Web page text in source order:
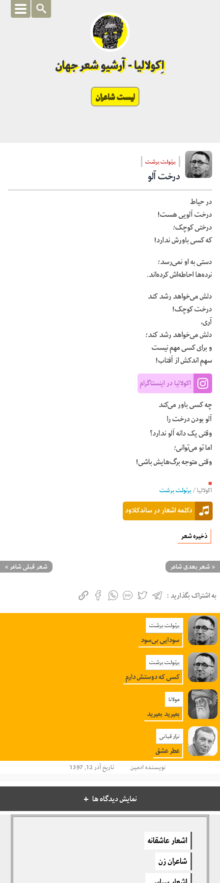
اِکولالیا - آرشیو شعر جهان
لیست شاعران
برتولت برشت
درخت آلو
در حیاط
درخت آلویی هست!
درختی کوچک؛
که کسی باورش ندارد!
دستی به او نمی‌رسد؛
نرده‌ها احاطه‌اش کرده‌اند.
دلش می‌خواهد رشد کند
درخت کوچک!
آری،
دلش می‌خواهد رشد کند؛
و برای کسی مهم نیست
سهم اندکش از آفتاب!
اِکولالیا در اینستاگرام
چه کسی باور می‌کند
آلو بودن درخت را
وقتی یک دانه آلو ندارد؟
اما تو می‌توانی؛
وقتی متوجه برگ‌هایش باشی!
■
اکولالیا/برتولت برشت
دکلمه اشعار در ساندکلاود
ذخیره شعر
« شعر بعدی شاعر شعر قبلی شاعر»
به اشتراک بگذارید :
برتولت برشت
سودایی بی‌سود
برتولت برشت
کسی که دوستش دارم
مولانا
بمیرید بمیرید
نزار قبانی
عطر عشق
نویسندهادمین تاریخ آذر 12, 1397
نمایش دیدگاه ها
دیدگاهتان را بنویسید
برای نوشتن دیدگاه باید
اشعار عاشقانه
شاعران زن